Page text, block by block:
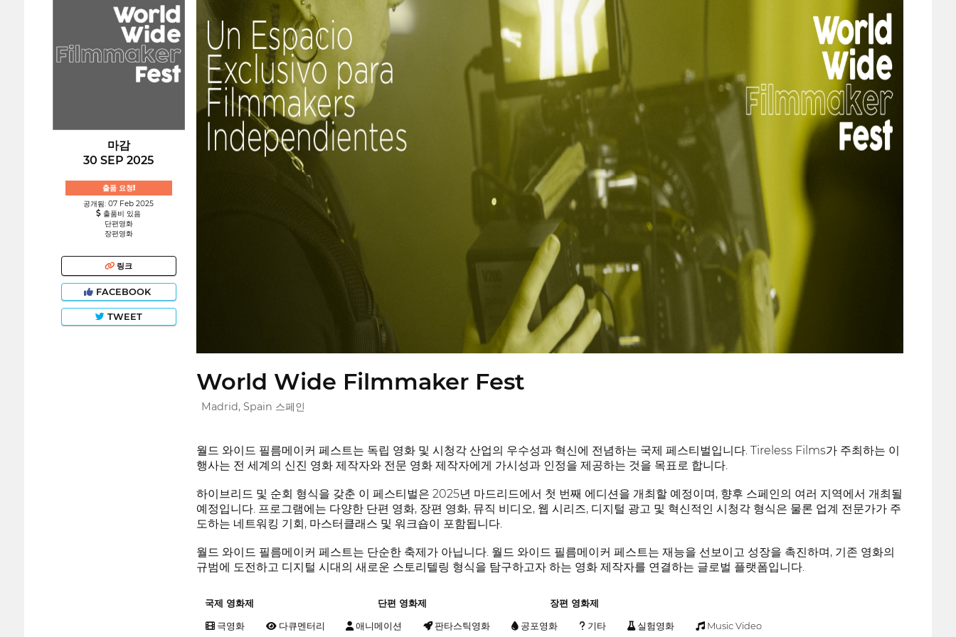
마감
30 SEP 2025
출품 요청!
공개됨: 07 Feb 2025
출품비 있음
단편영화
장편영화
링크
FACEBOOK
TWEET
World Wide Filmmaker Fest
Madrid, Spain 스페인
월드 와이드 필름메이커 페스트는 독립 영화 및 시청각 산업의 우수성과 혁신에 전념하는 국제 페스티벌입니다. Tireless Films가 주최하는 이
행사는 전 세계의 신진 영화 제작자와 전문 영화 제작자에게 가시성과 인정을 제공하는 것을 목표로 합니다.
하이브리드 및 순회 형식을 갖춘 이 페스티벌은 2025년 마드리드에서 첫 번째 에디션을 개최할 예정이며, 향후 스페인의 여러 지역에서 개최될
예정입니다. 프로그램에는 다양한 단편 영화, 장편 영화, 뮤직 비디오, 웹 시리즈, 디지털 광고 및 혁신적인 시청각 형식은 물론 업계 전문가가 주
도하는 네트워킹 기회, 마스터클래스 및 워크숍이 포함됩니다.
월드 와이드 필름메이커 페스트는 단순한 축제가 아닙니다. 월드 와이드 필름메이커 페스트는 재능을 선보이고 성장을 촉진하며, 기존 영화의
규범에 도전하고 디지털 시대의 새로운 스토리텔링 형식을 탐구하고자 하는 영화 제작자를 연결하는 글로벌 플랫폼입니다.
국제 영화제 단편 영화제 장편 영화제
극영화 다큐멘터리 애니메이션 판타스틱영화 공포영화 기타 실험영화 Music Video